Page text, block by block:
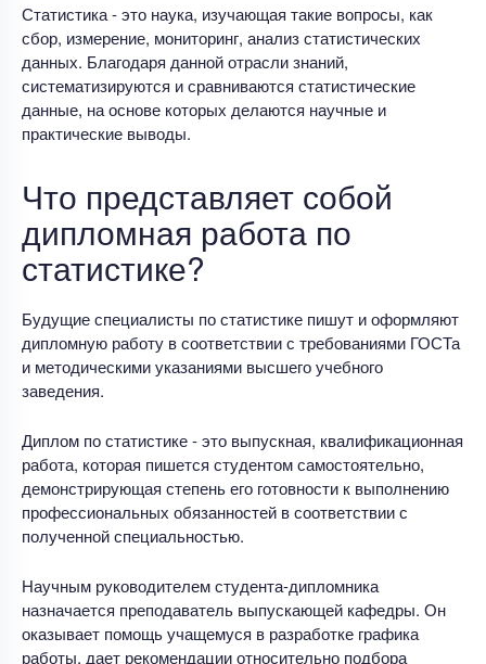
Статистика - это наука, изучающая такие вопросы, как
сбор, измерение, мониторинг, анализ статистических
данных. Благодаря данной отрасли знаний,
систематизируются и сравниваются статистические
данные, на основе которых делаются научные и
практические выводы.
Что представляет собой
дипломная работа по
статистике?
Будущие специалисты по статистике пишут и оформляют
дипломную работу в соответствии с требованиями ГОСТа
и методическими указаниями высшего учебного
заведения.
Диплом по статистике - это выпускная, квалификационная
работа, которая пишется студентом самостоятельно,
демонстрирующая степень его готовности к выполнению
профессиональных обязанностей в соответствии с
полученной специальностью.
Научным руководителем студента-дипломника
назначается преподаватель выпускающей кафедры. Он
оказывает помощь учащемуся в разработке графика
работы, дает рекомендации относительно подбора